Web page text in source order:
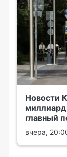
Новости
главный
вчера,